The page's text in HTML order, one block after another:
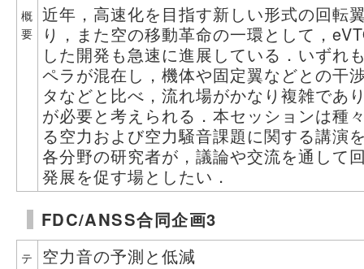
概
要
近年，高速化を目指す新しい形式の回転
り，また空の移動革命の一環として，
した開発も急速に進展している．いずれ
ペラが混在し，機体や固定翼などとの干
タなどと比べ，流れ場がかなり複雑であ
が必要と考えられる．本セッションは種
る空力および空力騒音課題に関する講演
各分野の研究者が，議論や交流を通して
発展を促す場としたい．
FDC/ANSS合同企画3
テ
空力音の予測と低減